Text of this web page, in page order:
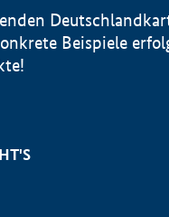
Beispiele